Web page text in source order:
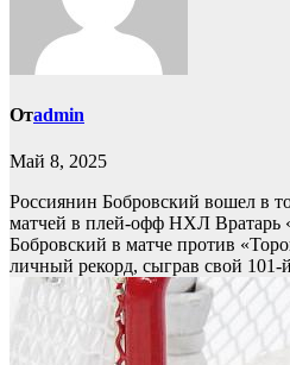
Отadmin
Май 8, 2025
Россиянин Бобровский вошел в
матчей в плей-офф НХЛ Вратарь
Бобровский в матче против
личный рекорд, сыграв свой